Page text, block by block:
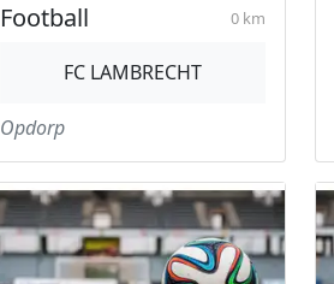
Football 0 km
FC LAMBRECHT
Opdorp